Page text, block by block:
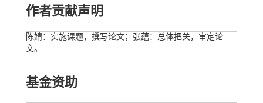
作者贡献声明
陈婧：实施课题，撰写论文；张蕴：总体把关，审定论
文。
基金资助